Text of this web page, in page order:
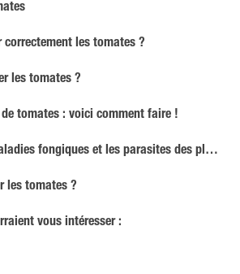
correctement les tomates ?
les tomates ?
tomates : voici comment faire !
fongiques et les parasites des plants de tomates
les tomates ?
vous intéresser :